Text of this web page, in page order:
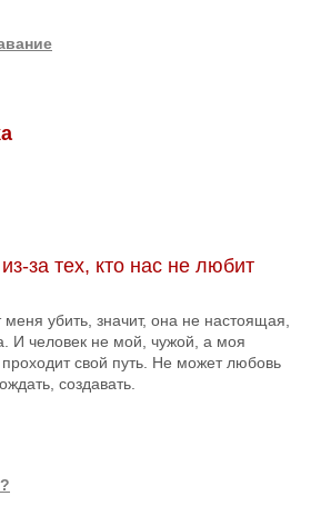
за тех, кто нас не любит
убить, значит, она не настоящая,
И человек не мой, чужой, а моя
свой путь. Не может любовь
создавать.